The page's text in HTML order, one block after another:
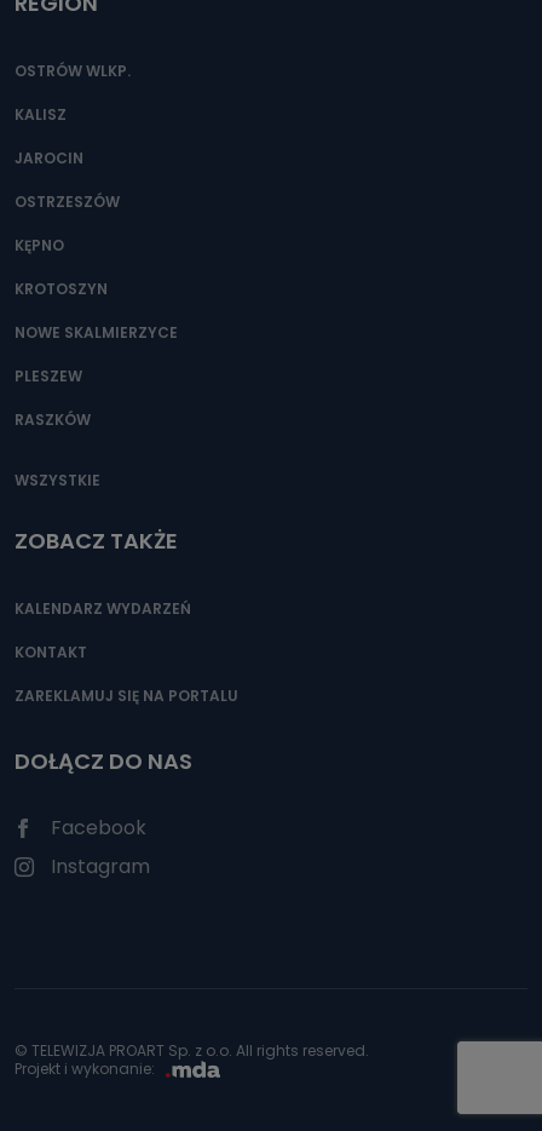
OSTRÓW WLKP.
KALISZ
JAROCIN
OSTRZESZÓW
KĘPNO
KROTOSZYN
NOWE SKALMIERZYCE
PLESZEW
RASZKÓW
WSZYSTKIE
ZOBACZ TAKŻE
KALENDARZ WYDARZEŃ
KONTAKT
ZAREKLAMUJ SIĘ NA PORTALU
DOŁĄCZ DO NAS
Facebook
Instagram
© TELEWIZJA PROART Sp. z o.o. All rights reserved.
Projekt i wykonanie: